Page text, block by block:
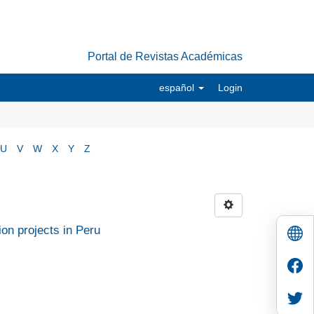
Portal de Revistas Académicas
español Login
U V W X Y Z
projects in Peru